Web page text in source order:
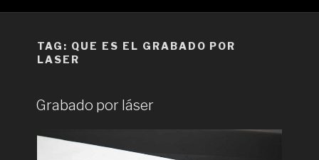
TAG: QUE ES EL GRABADO POR
LASER
Grabado por láser